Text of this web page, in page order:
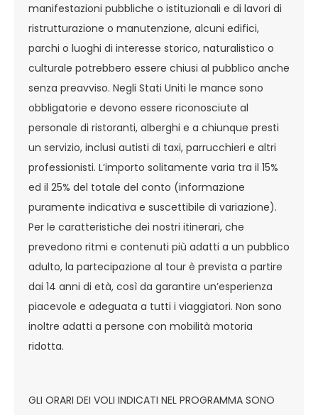
manifestazioni pubbliche o istituzionali e di lavori di
ristrutturazione o manutenzione, alcuni edifici,
parchi o luoghi di interesse storico, naturalistico o
culturale potrebbero essere chiusi al pubblico anche
senza preavviso. Negli Stati Uniti le mance sono
obbligatorie e devono essere riconosciute al
personale di ristoranti, alberghi e a chiunque presti
un servizio, inclusi autisti di taxi, parrucchieri e altri
professionisti. L’importo solitamente varia tra il 15%
ed il 25% del totale del conto (informazione
puramente indicativa e suscettibile di variazione).
Per le caratteristiche dei nostri itinerari, che
prevedono ritmi e contenuti più adatti a un pubblico
adulto, la partecipazione al tour è prevista a partire
dai 14 anni di età, così da garantire un’esperienza
piacevole e adeguata a tutti i viaggiatori. Non sono
inoltre adatti a persone con mobilità motoria
ridotta.
GLI ORARI DEI VOLI INDICATI NEL PROGRAMMA SONO